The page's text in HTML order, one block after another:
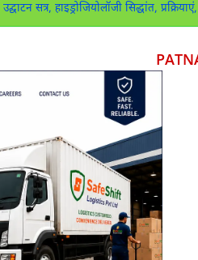
सत्र, हाइड्रोजियोलॉजी सिद्धांत,